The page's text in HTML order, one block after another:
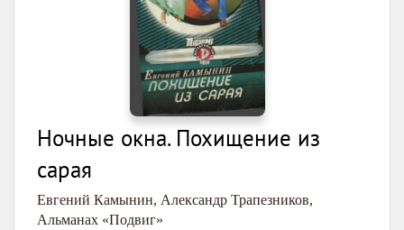
Ночные окна. Похищение из
сарая
Евгений Камынин, Александр Трапезников,
Альманах «Подвиг»